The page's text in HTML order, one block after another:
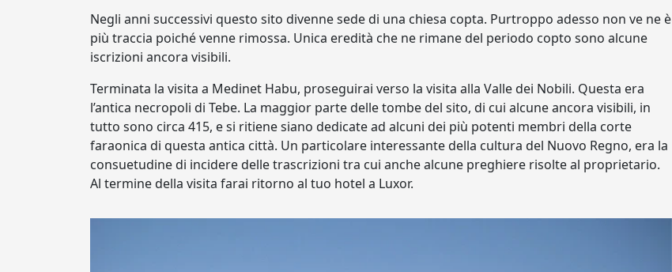
Negli anni successivi questo sito divenne sede di una chiesa copta. Purtroppo adesso non ve ne è
più traccia poiché venne rimossa. Unica eredità che ne rimane del periodo copto sono alcune
iscrizioni ancora visibili.
Terminata la visita a Medinet Habu, proseguirai verso la visita alla Valle dei Nobili. Questa era
l’antica necropoli di Tebe. La maggior parte delle tombe del sito, di cui alcune ancora visibili, in
tutto sono circa 415, e si ritiene siano dedicate ad alcuni dei più potenti membri della corte
faraonica di questa antica città. Un particolare interessante della cultura del Nuovo Regno, era la
consuetudine di incidere delle trascrizioni tra cui anche alcune preghiere risolte al proprietario.
Al termine della visita farai ritorno al tuo hotel a Luxor.